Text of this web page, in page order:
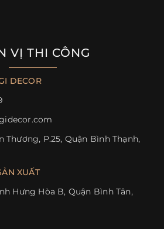
VỊ THI CÔNG
DECOR
Thương, P.25, Quận Bình Thạnh,
XUẤT
Hưng Hòa B, Quận Bình Tân,